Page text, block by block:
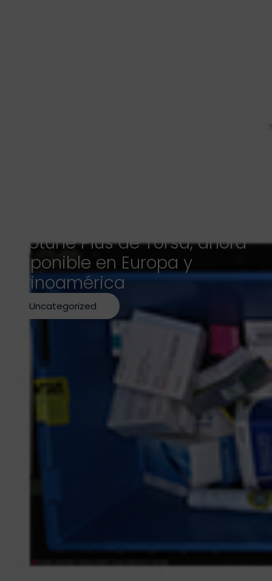
Neptune Plus de Torsa, ahora
disponible en Europa y
Latinoamérica
Uncategorized